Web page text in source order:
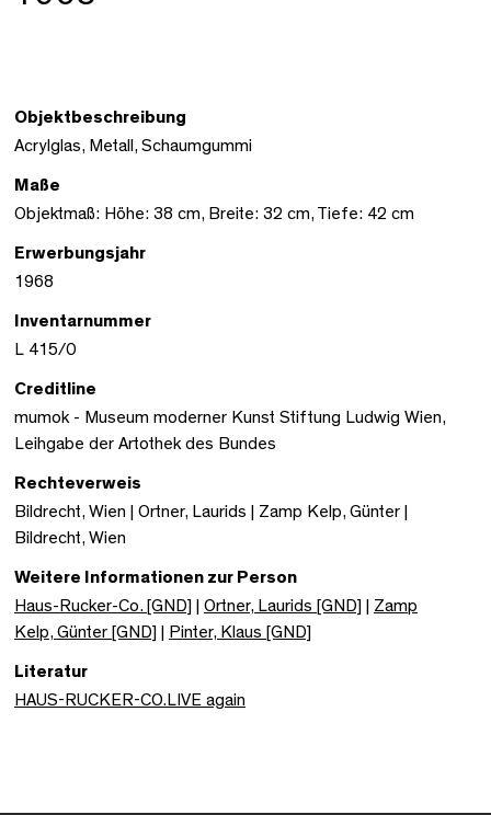
Objektbeschreibung
Acrylglas, Metall, Schaumgummi
Maße
Objektmaß: Höhe: 38 cm, Breite: 32 cm, Tiefe: 42 cm
Erwerbungsjahr
1968
Inventarnummer
L 415/0
Creditline
mumok - Museum moderner Kunst Stiftung Ludwig Wien,
Leihgabe der Artothek des Bundes
Rechteverweis
Bildrecht, Wien | Ortner, Laurids | Zamp Kelp, Günter |
Bildrecht, Wien
Weitere Informationen zur Person
Haus-Rucker-Co. [GND]
Ortner, Laurids [GND]
Zamp
Kelp, Günter [GND]
Pinter, Klaus [GND]
Literatur
HAUS-RUCKER-CO.LIVE again